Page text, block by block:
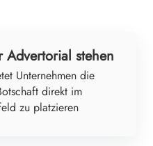
Advertorial stehen
Unternehmen die
direkt im
zu platzieren